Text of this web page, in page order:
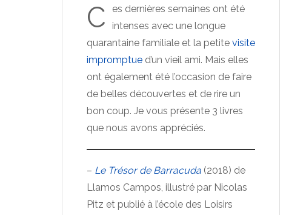
C
es dernières semaines ont été
intenses avec une longue
quarantaine familiale et la petite visite
impromptue d’un vieil ami. Mais elles
ont également été l’occasion de faire
de belles découvertes et de rire un
bon coup. Je vous présente 3 livres
que nous avons appréciés.
– Le Trésor de Barracuda (2018) de
Llamos Campos, illustré par Nicolas
Pitz et publié à l’école des Loisirs